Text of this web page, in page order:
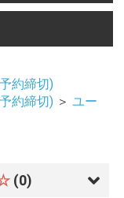
約締切)
約締切) ＞ ユー
(0)